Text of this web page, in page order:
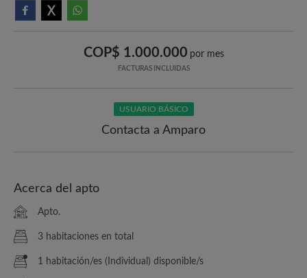
COP$ 1.000.000 por mes
FACTURAS INCLUIDAS
USUARIO BÁSICO
Contacta a Amparo
Acerca del apto
Apto.
3 habitaciones en total
1 habitación/es (Individual) disponible/s